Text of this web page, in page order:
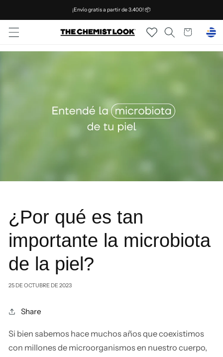
al contenido
¡Envío gratis a partir de 3.400! 📦
Carrito
¿Por qué es tan
importante la microbiota
de la piel?
25 DE OCTUBRE DE 2023
Share
Si bien sabemos hace muchos años que coexistimos
con millones de microorganismos en nuestro cuerpo,